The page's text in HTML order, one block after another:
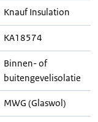
Knauf Insulation
KA18574
Binnen- of
buitengevelisolatie
MWG (Glaswol)